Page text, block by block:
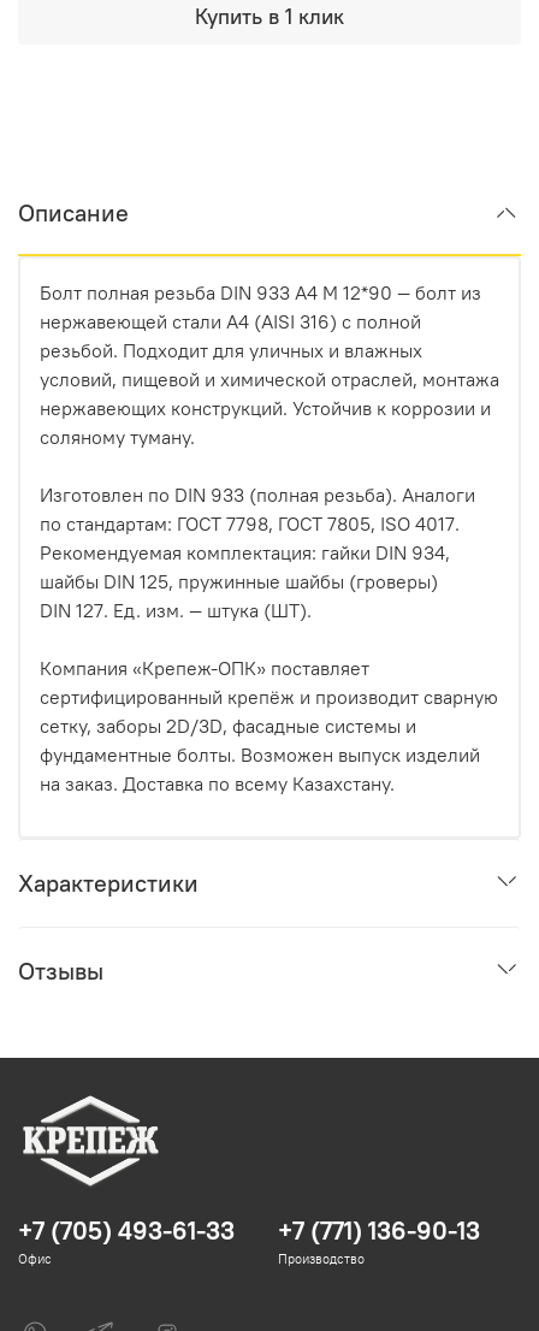
Купить в 1 клик
Описание
Болт полная резьба DIN 933 А4 М 12*90 — болт из
нержавеющей стали A4 (AISI 316) с полной
резьбой. Подходит для уличных и влажных
условий, пищевой и химической отраслей, монтажа
нержавеющих конструкций. Устойчив к коррозии и
соляному туману.
Изготовлен по DIN 933 (полная резьба). Аналоги
по стандартам: ГОСТ 7798, ГОСТ 7805, ISO 4017.
Рекомендуемая комплектация: гайки DIN 934,
шайбы DIN 125, пружинные шайбы (гроверы)
DIN 127. Ед. изм. — штука (ШТ).
Компания «Крепеж-ОПК» поставляет
сертифицированный крепёж и производит сварную
сетку, заборы 2D/3D, фасадные системы и
фундаментные болты. Возможен выпуск изделий
на заказ. Доставка по всему Казахстану.
Характеристики
Отзывы
+7 (705) 493-61-33
Офис
+7 (771) 136-90-13
Производство